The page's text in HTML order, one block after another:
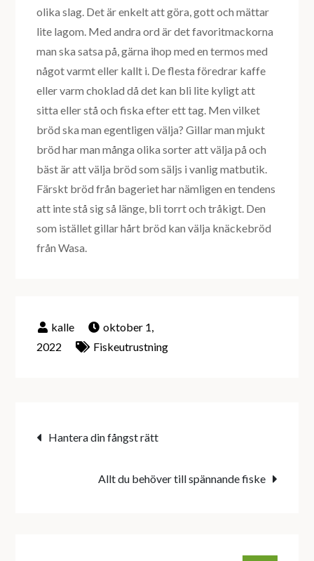
olika slag. Det är enkelt att göra, gott och mättar
lite lagom. Med andra ord är det favoritmackorna
man ska satsa på, gärna ihop med en termos med
något varmt eller kallt i. De flesta föredrar kaffe
eller varm choklad då det kan bli lite kyligt att
sitta eller stå och fiska efter ett tag. Men vilket
bröd ska man egentligen välja? Gillar man mjukt
bröd har man många olika sorter att välja på och
bäst är att välja bröd som säljs i vanlig matbutik.
Färskt bröd från bageriet har nämligen en tendens
att inte stå sig så länge, bli torrt och tråkigt. Den
som istället gillar hårt bröd kan välja knäckebröd
från Wasa.
oktober 1,
2022
Fiskeutrustning
Inläggsnavigering
Hantera din fångst rätt
Allt du behöver till spännande fiske